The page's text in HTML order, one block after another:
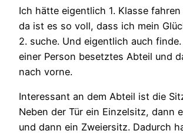
Ich hätte eigentlich 1. Klasse
da ist es so voll, dass ich mein
2. suche. Und eigentlich auch
einer Person besetztes Abteil und
nach vorne.
Interessant an dem Abteil ist die
Neben der Tür ein Einzelsitz, dann
und dann ein Zweiersitz. Dadurch